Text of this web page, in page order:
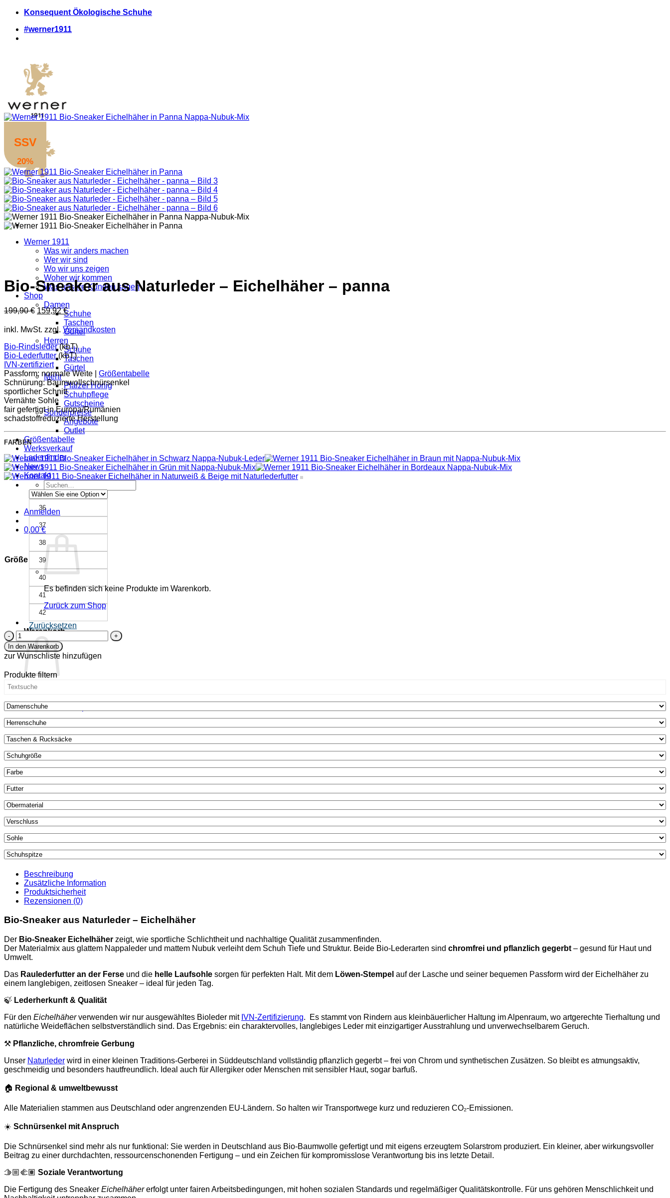
Zum
springen
Konsequent Ökologische Schuhe
#werner1911
Werner 1911
Was wir anders machen
Wer wir sind
Wo wir uns zeigen
Woher wir kommen
Was unsere Kunden sagen
Shop
Damen
Schuhe
Taschen
Gürtel
Herren
Schuhe
Taschen
Gürtel
Mehr
Pfälzer Honig
Schuhpflege
Gutscheine
Sonderpreise
Angebote
Outlet
Größentabelle
Werksverkauf
Ladenfinder
News
Kontakt
Suche
nach:
Anmelden
0,00€
Es befinden sich keine Produkte im Warenkorb.
Zurück zum Shop
Warenkorb
Es befinden sich keine Produkte im Warenkorb.
Zurück zum Shop
SSV
20%
Bio-Sneaker aus Naturleder – Eichelhäher – panna
199,90€ Ursprünglicher
war:
199,90 €
159,92€Aktueller
Preis
ist:
159,92 €.
inkl. MwSt. zzgl. Versandkosten
Bio-Rindsleder(kbT)
Bio-Lederfutter (kbT)
IVN-zertifiziert
Passform: normale Weite | Größentabelle
Schnürung: Baumwollschnürsenkel
sportlicher Schnitt
Vernähte Sohle
fair gefertigt in Europa/Rumänien
schadstoffreduzierte Herstellung
FARBEN
Größe
36
37
38
39
40
41
42
Zurücksetzen
Bio-
Sneaker
aus
Naturleder
Eichelhäher
-
Menge
In den Warenkorb
zur Wunschliste hinzufügen
Produkte filtern
Beschreibung
Zusätzliche Information
Produktsicherheit
Rezensionen (0)
Bio-Sneaker aus Naturleder – Eichelhäher
Der Bio-Sneaker Eichelhäher zeigt, wie sportliche Schlichtheit und nachhaltige Qualität zusammenfinden.
Der Materialmix aus glattem Nappaleder und mattem Nubuk verleiht dem Schuh Tiefe und Struktur. Beide Bio-Lederarten sind chromfrei und pflanzlich gegerbt – gesund für Haut und
Umwelt.
Das Raulederfutter an der Ferse und die helle Laufsohle sorgen für perfekten Halt. Mit dem Löwen-Stempel auf der Lasche und seiner bequemen Passform wird der Eichelhäher zu
einem langlebigen, zeitlosen Sneaker – ideal für jeden Tag.
🍃 Lederherkunft & Qualität
Für den Eichelhäherverwenden wir nur ausgewähltes Bioleder mit IVN-Zertifizierung.
Es stammt von Rindern aus kleinbäuerlicher Haltung im Alpenraum, wo artgerechte Tierhaltung und
natürliche Weideflächen selbstverständlich sind. Das Ergebnis: ein charaktervolles, langlebiges Leder mit einzigartiger Ausstrahlung und unverwechselbarem Geruch.
⚒️ Pflanzliche, chromfreie Gerbung
Unser Naturleder wird in einer kleinen Traditions-Gerberei in Süddeutschland vollständig pflanzlich gegerbt – frei von Chrom und synthetischen Zusätzen. So bleibt es atmungsaktiv,
geschmeidig und besonders hautfreundlich. Ideal auch für Allergiker oder Menschen mit sensibler Haut, sogar barfuß.
🏠 Regional & umweltbewusst
Alle Materialien stammen aus Deutschland oder angrenzenden EU-Ländern. So halten wir Transportwege kurz und reduzieren CO₂-Emissionen.
☀️ Schnürsenkel mit Anspruch
Die Schnürsenkel sind mehr als nur funktional: Sie werden in Deutschland aus Bio-Baumwolle gefertigt und mit eigens erzeugtem Solarstrom produziert. Ein kleiner, aber wirkungsvoller
Beitrag zu einer durchdachten, ressourcenschonenden Fertigung – und ein Zeichen für kompromisslose Verantwortung bis ins letzte Detail.
🫱🏼‍🫲🏽 Soziale Verantwortung
Die Fertigung des Sneaker Eichelhähererfolgt unter fairen Arbeitsbedingungen, mit hohen sozialen Standards und regelmäßiger Qualitätskontrolle. Für uns gehören Menschlichkeit und